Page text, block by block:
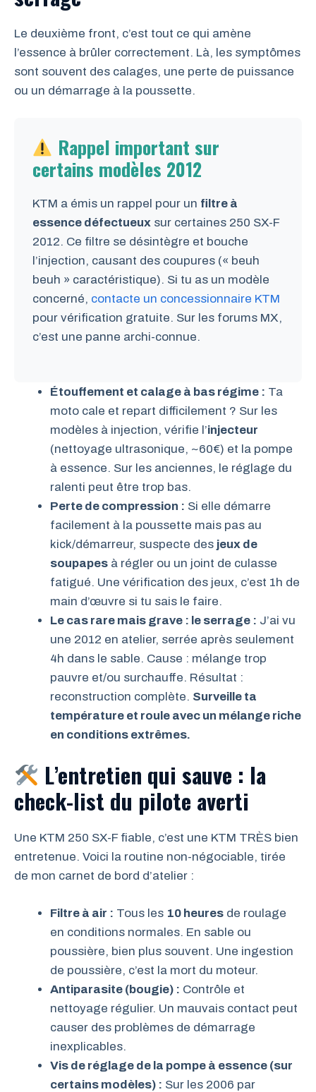
Le deuxième front, c’est tout ce qui amène
l’essence à brûler correctement. Là, les symptômes
sont souvent des calages, une perte de puissance
ou un démarrage à la poussette.
Rappel important sur
certains modèles 2012
KTM a émis un rappel pour un filtre à
essence défectueux sur certaines 250 SX-F
2012. Ce filtre se désintègre et bouche
l’injection, causant des coupures (« beuh
beuh » caractéristique). Si tu as un modèle
concerné, contacte un concessionnaire KTM
pour vérification gratuite. Sur les forums MX,
c’est une panne archi-connue.
Étouffement et calage à bas régime : Ta
moto cale et repart difficilement ? Sur les
modèles à injection, vérifie l’injecteur
(nettoyage ultrasonique, ~60€) et la pompe
à essence. Sur les anciennes, le réglage du
ralenti peut être trop bas.
Perte de compression : Si elle démarre
facilement à la poussette mais pas au
kick/démarreur, suspecte des jeux de
soupapes à régler ou un joint de culasse
fatigué. Une vérification des jeux, c’est 1h de
main d’œuvre si tu sais le faire.
Le cas rare mais grave : le serrage : J’ai vu
une 2012 en atelier, serrée après seulement
4h dans le sable. Cause : mélange trop
pauvre et/ou surchauffe. Résultat :
reconstruction complète. Surveille ta
température et roule avec un mélange riche
en conditions extrêmes.
L’entretien qui sauve : la
check-list du pilote averti
Une KTM 250 SX-F fiable, c’est une KTM TRÈS bien
entretenue. Voici la routine non-négociable, tirée
de mon carnet de bord d’atelier :
Filtre à air : Tous les 10 heures de roulage
en conditions normales. En sable ou
poussière, bien plus souvent. Une ingestion
de poussière, c’est la mort du moteur.
Antiparasite (bougie) : Contrôle et
nettoyage régulier. Un mauvais contact peut
causer des problèmes de démarrage
inexplicables.
Vis de réglage de la pompe à essence (sur
certains modèles) : Sur les 2006 par